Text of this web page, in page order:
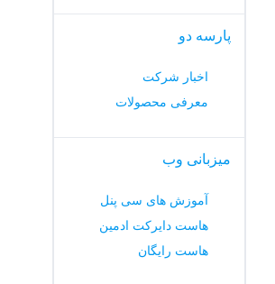
پارسه دو
اخبار شرکت
معرفی محصولات
میزبانی وب
آموزش های سی پنل
هاست دایرکت ادمین
هاست رایگان